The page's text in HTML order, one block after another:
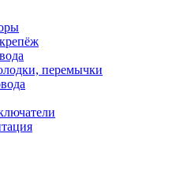
перемычки